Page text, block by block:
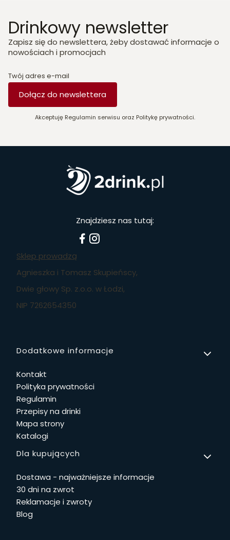
Drinkowy newsletter
Zapisz się do newslettera, żeby dostawać informacje o
nowościach i promocjach
Twój adres e-mail
Dołącz do newslettera
Akceptuję Regulamin serwisu oraz Politykę prywatności.
Znajdziesz nas tutaj:
Sklep prowadzą
Agnieszka i Tomasz Skupieńscy,
Dwie głowy Sp. z.o.o. w Łodzi,
NIP 7262654350
Linki w stopce
Dodatkowe informacje
Kontakt
Polityka prywatności
Regulamin
Przepisy na drinki
Mapa strony
Katalogi
Dla kupujących
Dostawa - najważniejsze informacje
30 dni na zwrot
Reklamacje i zwroty
Blog